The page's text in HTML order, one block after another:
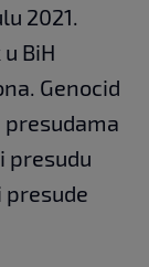
2021.
BiH
Genocid
presudu
presude